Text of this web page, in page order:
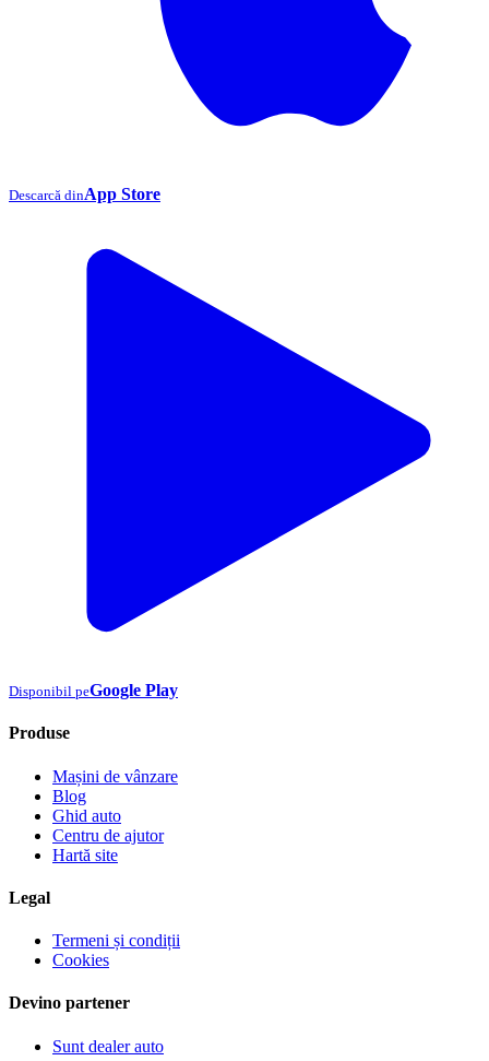
Descarcă dinApp Store
Disponibil peGoogle Play
Produse
Mașini de vânzare
Blog
Ghid auto
Centru de ajutor
Hartă site
Legal
Termeni și condiții
Cookies
Devino partener
Sunt dealer auto